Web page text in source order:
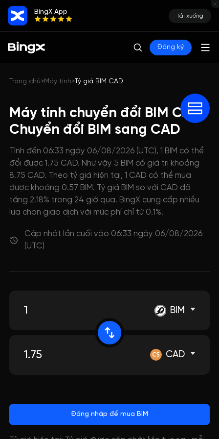
BingX App
Tải xuống
Đăng ký
Trang chủ>Máy tính>Tỷ giá BIM CAD
Máy tính chuyển đổi BIM CAD:
Chuyển đổi BIM sang CAD
Tính đến 06:33 ngày 06/08/2026 (UTC), 1 BIM có thể
đổi được 1.75 CAD. Như vậy 5 BIM có giá trị khoảng
8.75 CAD. Theo tỷ giá hiện tại, 1 CAD có thể mua
được khoảng 0.57 BIM. Tỷ giá BIM so với CAD đã
tăng 2.18% trong 24 giờ qua. BingX cung cấp nhiều
lựa chọn giao dịch với mức phí chỉ từ 0.1%.
Cập nhật lần cuối vào 06:33 ngày 06/08/2026
(UTC)
BIM
CAD
Đăng nhập để mua BIM